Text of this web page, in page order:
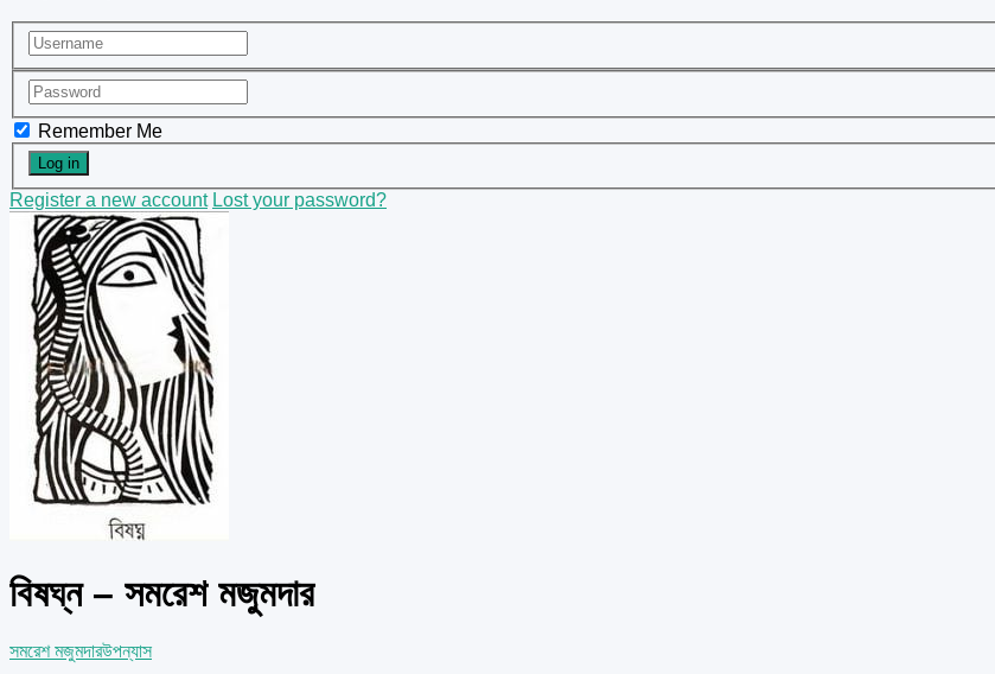
Remember Me
Register a new account Lost your password?
বিষঘ্ন – সমরেশ মজুমদার
সমরেশ মজুমদারউপন্যাস